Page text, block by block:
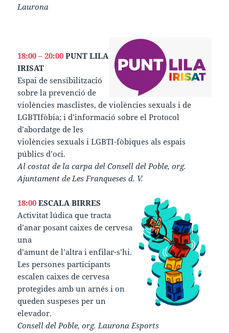
Laurona
18:00 – 20:00 PUNT LILA
IRISAT
Espai de sensibilització
sobre la prevenció de
violències masclistes, de violències sexuals i de
LGBTIfòbia; i d’informació sobre el Protocol
d’abordatge de les
violències sexuals i LGBTI-fòbiques als espais
públics d’oci.
Al costat de la carpa del Consell del Poble, org.
Ajuntament de Les Franqueses d. V.
18:00 ESCALA BIRRES
Activitat lúdica que tracta
d’anar posant caixes de cervesa
una
d’amunt de l’altra i enfilar-s’hi.
Les persones participants
escalen caixes de cervesa
protegides amb un arnés i on
queden suspeses per un
elevador.
Consell del Poble, org. Laurona Esports